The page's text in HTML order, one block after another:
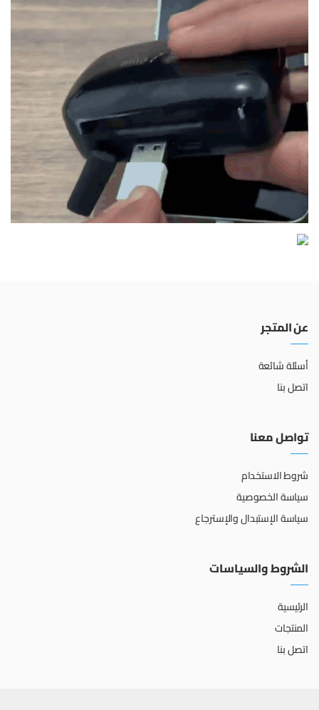
عن المتجر
أسئلة شائعة
اتصل بنا
تواصل معنا
شروط الاستخدام
سياسة الخصوصية
سياسة الإستبدال والإسترجاع
الشروط والسياسات
الرئيسية
المنتجات
اتصل بنا